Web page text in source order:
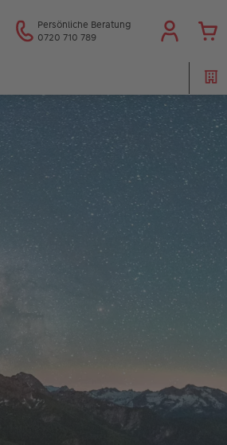
Persönliche Beratung
0720 710 789